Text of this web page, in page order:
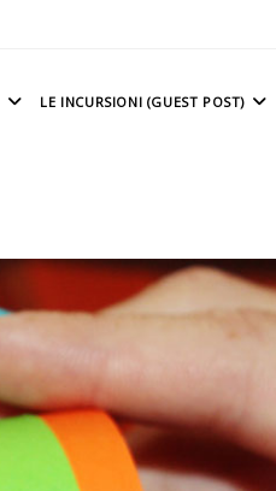
LE INCURSIONI (GUEST POST)